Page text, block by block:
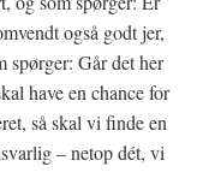
også godt jer,
spørger: Går det her
have en chance for
så skal vi finde en
– netop dét, vi